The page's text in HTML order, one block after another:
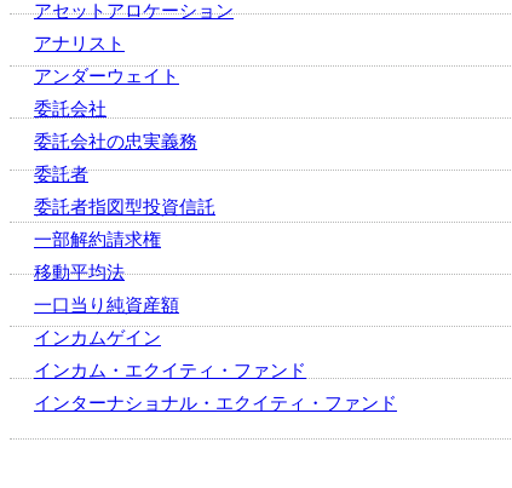
アセットアロケーション
アナリスト
アンダーウェイト
委託会社
委託会社の忠実義務
委託者
委託者指図型投資信託
一部解約請求権
移動平均法
一口当り純資産額
インカムゲイン
インカム・エクイティ・ファンド
インターナショナル・エクイティ・ファンド